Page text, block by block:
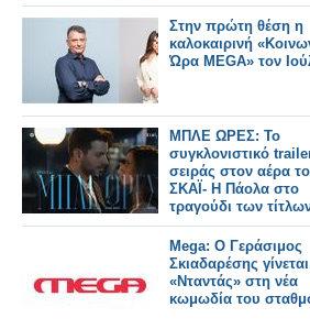
Στην πρώτη θέση η
καλοκαιρινή
Ώρα MEGA» τον
ΜΠΛΕ ΩΡΕΣ: Το
συγκλονιστικό
σειράς στον αέρα
ΣΚΑΪ- Η Πάολα στο
τραγούδι των
Mega: Ο Γεράσιμος
Σκιαδαρέσης
«Νταντάς» στη νέα
κωμωδία του